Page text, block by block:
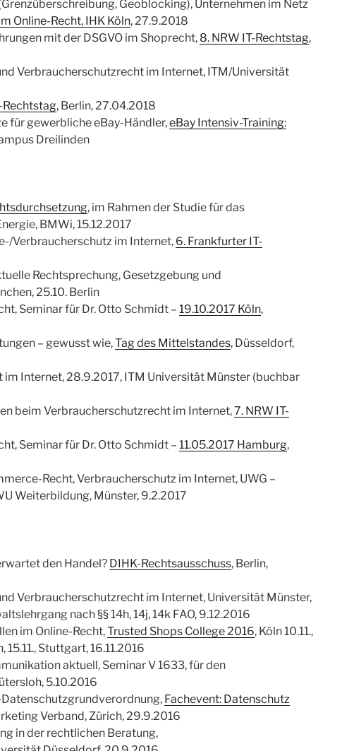
Geoblocking), Unternehmen im Netz
Online-Recht, IHK Köln, 27.9.2018
mit der DSGVO im Shoprecht, 8. NRW IT-Rechtstag,
Verbraucherschutzrecht im Internet, ITM/Universität
Rechtstag, Berlin, 27.04.2018
für gewerbliche eBay-Händler,eBay Intensiv-Training:
Dreilinden
, im Rahmen der Studie für das
BMWi, 15.12.2017
Verbraucherschutz im Internet, 6. Frankfurter IT-
Rechtsprechung, Gesetzgebung und
25.10. Berlin
Seminar für Dr. Otto Schmidt – 19.10.2017 Köln,
– gewusst wie,Tag des Mittelstandes, Düsseldorf,
Internet, 28.9.2017, ITM Universität Münster (buchbar
beim Verbraucherschutzrecht im Internet,7. NRW IT-
Seminar für Dr. Otto Schmidt – 11.05.2017 Hamburg,
Recht, Verbraucherschutz im Internet, UWG –
Weiterbildung, Münster, 9.2.2017
den Handel? DIHK-Rechtsausschuss, Berlin,
Verbraucherschutzrecht im Internet, Universität Münster,
nach §§ 14h, 14j, 14k FAO, 9.12.2016
im Online-Recht,Trusted Shops College 2016, Köln 10.11.,
15.11., Stuttgart, 16.11.2016
aktuell, Seminar V 1633, für den
5.10.2016
Datenschutzgrundverordnung, Fachevent: Datenschutz
Verband, Zürich, 29.9.2016
in der rechtlichen Beratung,